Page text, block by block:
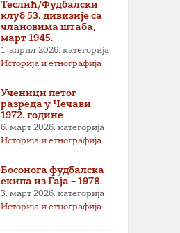
Теслић/Фудбалски
клуб 53. дивизије са
члановима штаба,
март 1945.
1. април 2026. категорија
Историја и етнографија
Ученици петог
разреда у Чечави
1972. године
6. март 2026. категорија
Историја и етнографија
Босонога фудбалска
екипа из Гаја – 1978.
3. март 2026. категорија
Историја и етнографија